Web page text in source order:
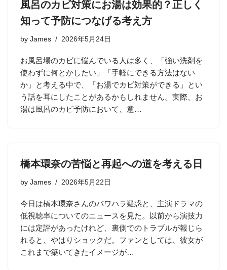
風呂のカビ対策にお湯は効果的？正しく
知って予防につなげる考え方
by James 2026年5月24日
お風呂場のカビに悩んでいる人は多く、「強い洗剤を
使わずに何とかしたい」「手軽にできる方法はない
か」と考える中で、「お湯でカビ対策ができる」とい
う話を耳にしたことがあるかもしれません。実際、お
湯は風呂のカビ予防において、意…
橋本環奈の苦悩と再起への道を考える日
by James 2026年5月22日
今日は橋本環奈さんのパワハラ疑惑と、主演ドラマの
低視聴率についてのニュースを見た。以前から演技力
には定評があったけれど、裏側でのトラブルが報じら
れると、やはりショックだ。ファンとしては、彼女が
これまで築いてきたイメージが…